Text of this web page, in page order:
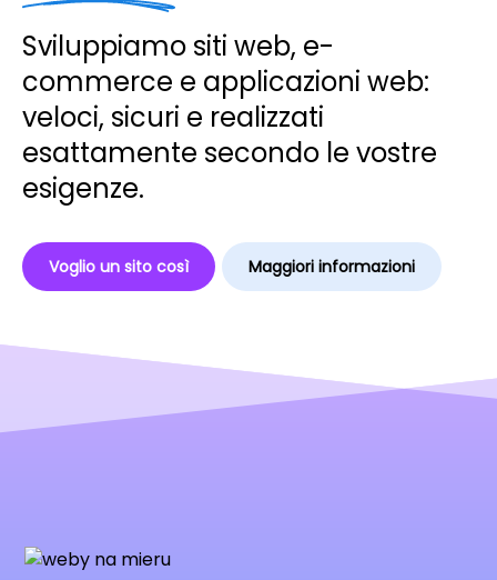
Sviluppiamo siti web, e-
commerce e applicazioni web:
veloci, sicuri e realizzati
esattamente secondo le vostre
esigenze.
Voglio un sito così Maggiori informazioni